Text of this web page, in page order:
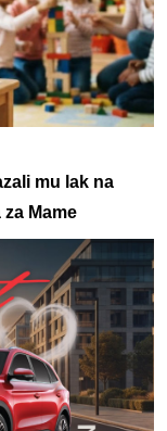
mu lak na
Mame